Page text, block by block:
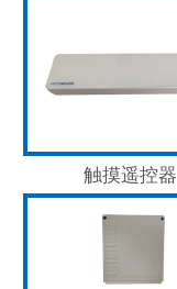
触摸遥控器